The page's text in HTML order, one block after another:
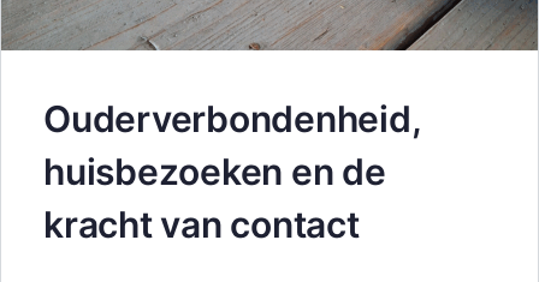
Ouderverbondenheid,
huisbezoeken en de
kracht van contact